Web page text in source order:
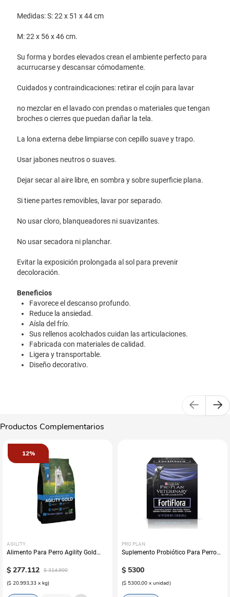
Medidas: S: 22 x 51 x 44 cm
M: 22 x 56 x 46 cm.
Su forma y bordes elevados crean el ambiente perfecto para
acurrucarse y descansar cómodamente.
Cuidados y contraindicaciones: retirar el cojín para lavar
no mezclar en el lavado con prendas o materiales que tengan
broches o cierres que puedan dañar la tela.
La lona externa debe limpiarse con cepillo suave y trapo.
Usar jabones neutros o suaves.
Dejar secar al aire libre, en sombra y sobre superficie plana.
Si tiene partes removibles, lavar por separado.
No usar cloro, blanqueadores ni suavizantes.
No usar secadora ni planchar.
Evitar la exposición prolongada al sol para prevenir
decoloración.
Beneficios
Favorece el descanso profundo.
Reduce la ansiedad.
Aísla del frío.
Sus rellenos acolchados cuidan las articulaciones.
Fabricada con materiales de calidad.
Ligera y transportable.
Diseño decorativo.
Productos Complementarios
12%
AGILITY
Alimento Para Perro Agility Gold
$ 277.112 $ 314.900
($ 20.993,33 x kg)
PRO PLAN
Suplemento Probiótico Para Perro
Supplements
$ 5300
($ 5300,00 x unidad)